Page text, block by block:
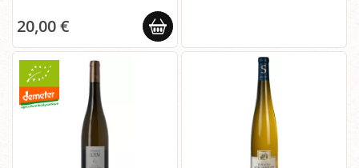
20,00 €